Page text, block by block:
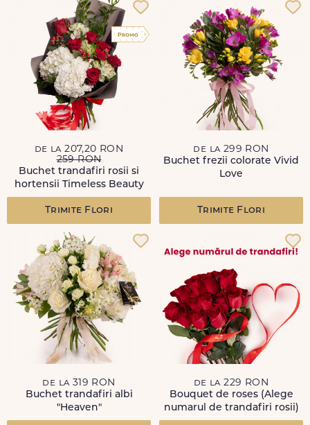
de la 207,20 RON
259 RON
Buchet trandafiri rosii si
hortensii Timeless Beauty
Trimite Flori
de la 299 RON
Buchet frezii colorate Vivid
Love
Trimite Flori
de la 319 RON
Buchet trandafiri albi
"Heaven"
de la 229 RON
Bouquet de roses (Alege
numarul de trandafiri rosii)